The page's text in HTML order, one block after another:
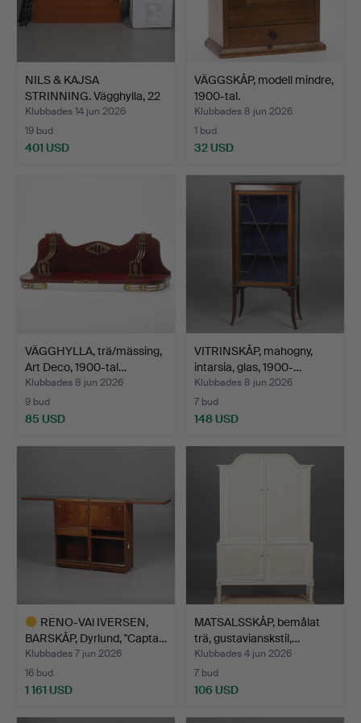
NILS & KAJSA
STRINNING. Vägghylla, 22
dela…
Klubbades 14 jun 2026
19 bud
401 USD
VÄGGSKÅP, modell mindre,
1900-tal.
Klubbades 8 jun 2026
1 bud
32 USD
VÄGGHYLLA, trä/mässing,
Art Deco, 1900-tal…
Klubbades 8 jun 2026
9 bud
85 USD
VITRINSKÅP, mahogny,
intarsia, glas, 1900-…
Klubbades 8 jun 2026
7 bud
148 USD
RENO-VAl IVERSEN,
BARSKÅP, Dyrlund, "Capta…
Klubbades 7 jun 2026
16 bud
1 161 USD
MATSALSSKÅP, bemålat
trä, gustavianskstil,…
Klubbades 4 jun 2026
7 bud
106 USD